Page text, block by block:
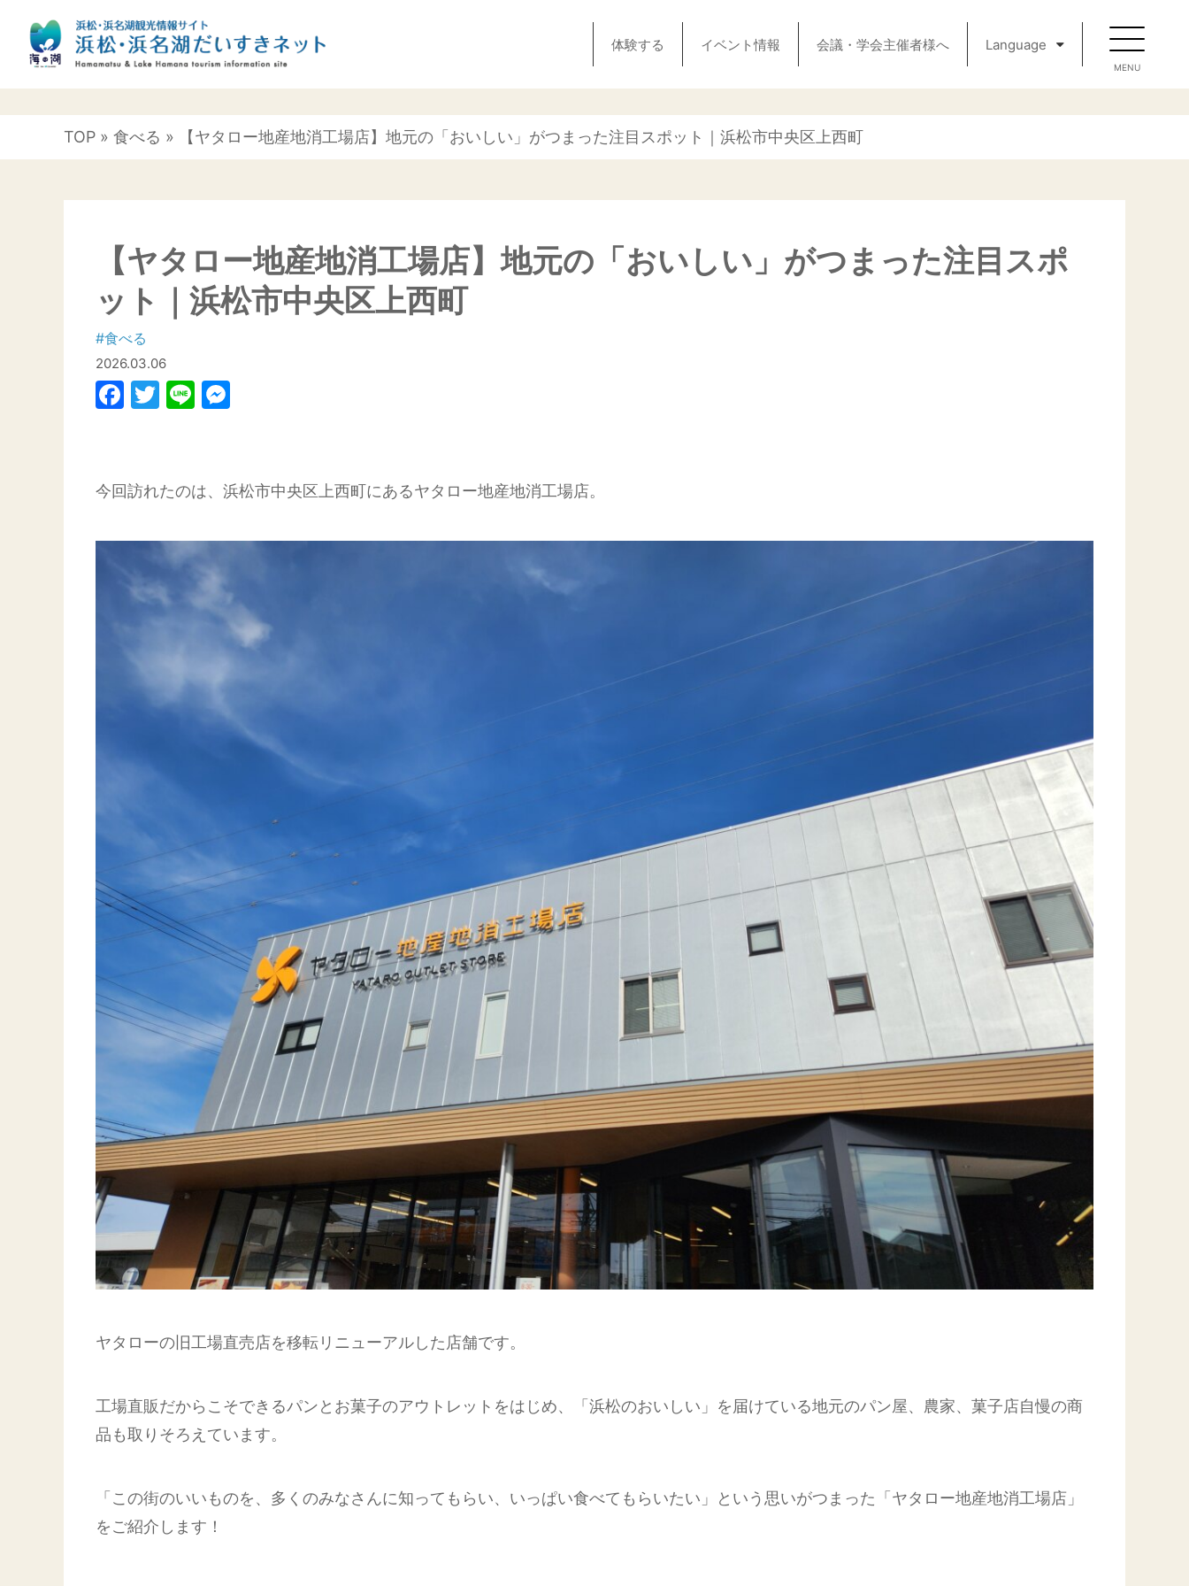
体験する イベント情報 会議・学会主催者様へ Language
TOP » 食べる » 【ヤタロー地産地消工場店】地元の「おいしい」がつまった注目スポット｜浜松市中央区上西町
【ヤタロー地産地消工場店】地元の「おいしい」がつまった注目スポ
ット｜浜松市中央区上西町
#食べる
2026.03.06
Facebook
Twitter
Line
今回訪れたのは、浜松市中央区上西町にあるヤタロー地産地消工場店。
ヤタローの旧工場直売店を移転リニューアルした店舗です。
工場直販だからこそできるパンとお菓子のアウトレットをはじめ、「浜松のおいしい」を届けている地元のパン屋、農家、菓子店自慢の商
品も取りそろえています。
「この街のいいものを、多くのみなさんに知ってもらい、いっぱい食べてもらいたい」という思いがつまった「ヤタロー地産地消工場店」
をご紹介します！